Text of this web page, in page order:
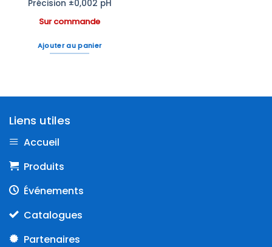
Précision ±0,002 pH
Sur commande
Ajouter au panier
Liens utiles
Accueil
Produits
Événements
Catalogues
Partenaires